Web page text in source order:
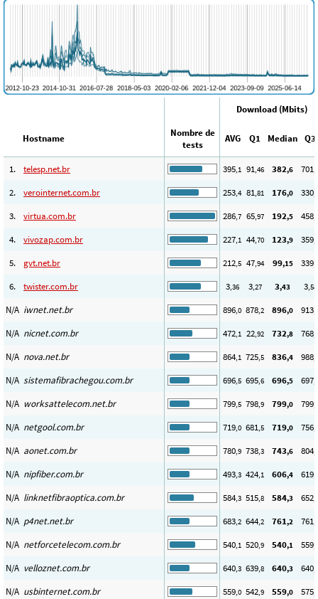
Download (Mbits)
Hostname
Nombre de
tests
AVG Q1 Median Q3
1. telesp.net.br 395,1 91,46 382,6 701
2. verointernet.com.br 253,4 81,81 176,0 330
3. virtua.com.br 286,7 65,97 192,5 458
4. vivozap.com.br 227,1 44,70 123,9 359
5. gvt.net.br 212,5 47,94 99,15 339
6. twister.com.br 3,36 3,27 3,43 3,58
N/A iwnet.net.br 896,0 878,2 896,0 913
N/A nicnet.com.br 472,1 22,92 732,8 768
N/A nova.net.br 864,1 725,5 836,4 988
N/A sistemafibrachegou.com.br 696,5 695,6 696,5 697
N/A worksattelecom.net.br 799,5 798,9 799,0 799
N/A netgool.com.br 719,0 681,5 719,0 756
N/A aonet.com.br 780,9 738,3 743,6 804
N/A nipfiber.com.br 493,3 424,1 606,4 619
N/A linknetfibraoptica.com.br 584,3 515,8 584,3 652
N/A p4net.net.br 683,2 644,2 761,2 761
N/A netforcetelecom.com.br 540,1 520,9 540,1 559
N/A velloznet.com.br 640,3 639,8 640,3 640
N/A usbinternet.com.br 559,0 542,9 559,0 575